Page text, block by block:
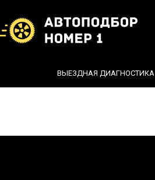
ВЫЕЗДНАЯ ДИАГНОСТИКА